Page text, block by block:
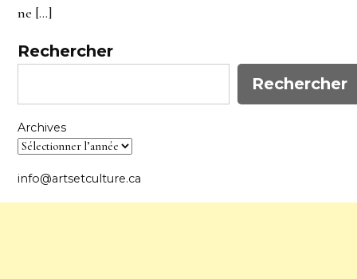
ne […]
Rechercher
Rechercher
Archives
info@artsetculture.ca